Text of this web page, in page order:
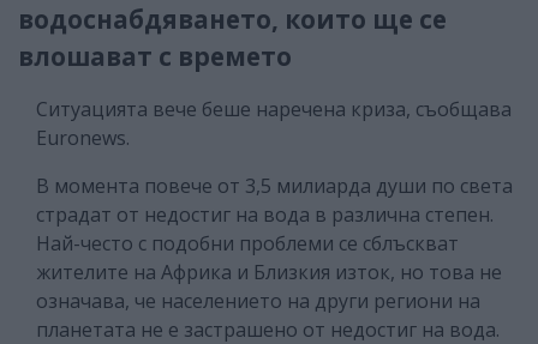
водоснабдяването, които ще се
влошават с времето
Ситуацията вече беше наречена криза, съобщава
Euronews.
В момента повече от 3,5 милиарда души по света
страдат от недостиг на вода в различна степен.
Най-често с подобни проблеми се сблъскват
жителите на Африка и Близкия изток, но това не
означава, че населението на други региони на
планетата не е застрашено от недостиг на вода.